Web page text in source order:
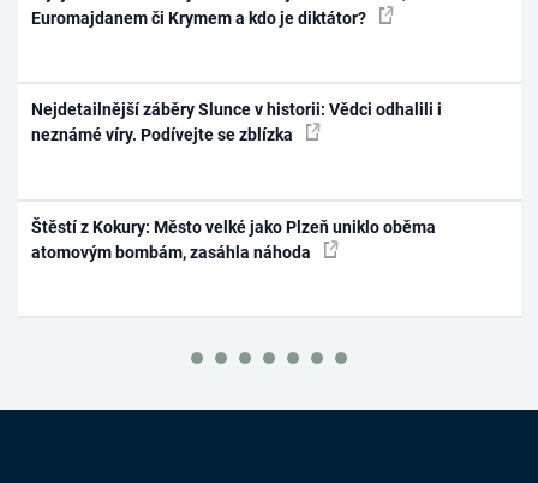
Euromajdanem či Krymem a kdo je diktátor?
Nejdetailnější záběry Slunce v historii: Vědci odhalili i
neznámé víry. Podívejte se zblízka
Štěstí z Kokury: Město velké jako Plzeň uniklo oběma
atomovým bombám, zasáhla náhoda